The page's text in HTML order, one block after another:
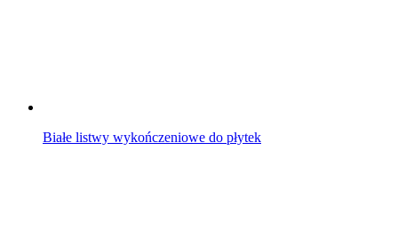
Białe listwy wykończeniowe do płytek